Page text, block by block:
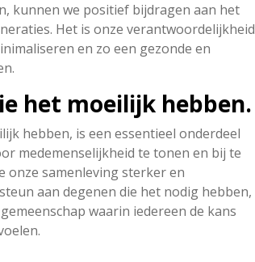
kunnen we positief bijdragen aan het
Het is onze verantwoordelijkheid
en zo een gezonde en
het moeilijk hebben.
hebben, is een essentieel onderdeel
medemenselijkheid te tonen en bij te
onze samenleving sterker en
aan degenen die het nodig hebben,
waarin iedereen de kans